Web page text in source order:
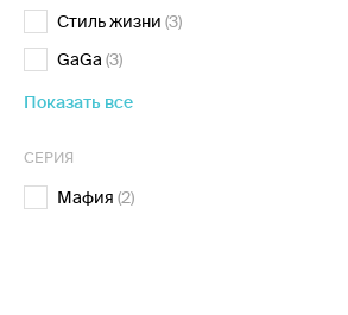
Стиль жизни (3)
GaGa (3)
Показать все
СЕРИЯ
Мафия (2)